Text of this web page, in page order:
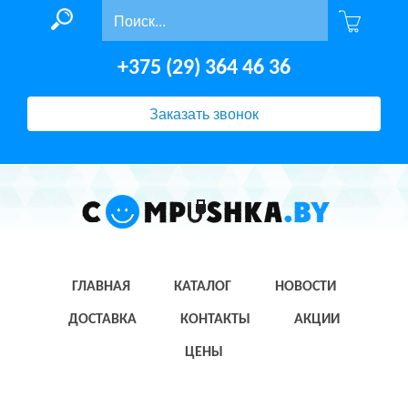
+375 (29) 364 46 36
Заказать звонок
ГЛАВНАЯ КАТАЛОГ НОВОСТИ
ДОСТАВКА КОНТАКТЫ АКЦИИ
ЦЕНЫ